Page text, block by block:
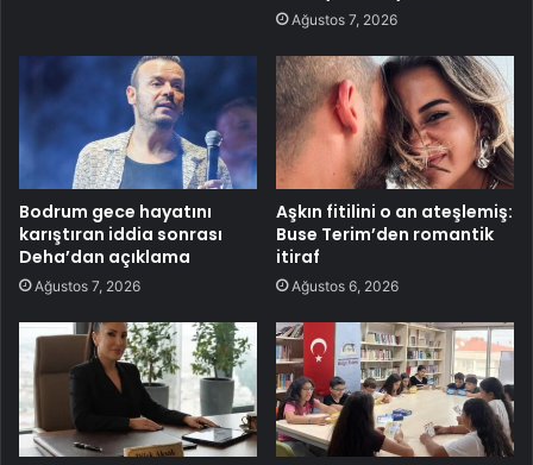
Ağustos 7, 2026
Bodrum gece hayatını
karıştıran iddia sonrası
Deha’dan açıklama
Ağustos 7, 2026
Aşkın fitilini o an ateşlemiş:
Buse Terim’den romantik
itiraf
Ağustos 6, 2026